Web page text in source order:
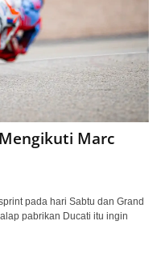
Marc
pada hari Sabtu dan Grand
pabrikan Ducati itu ingin